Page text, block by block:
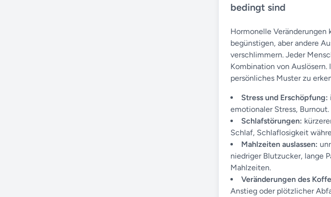
bedingt sind
Hormonelle Veränderungen
begünstigen, aber andere
verschlimmern. Jeder
Kombination von Auslösern.
persönliches Muster zu
Stress und Erschöpfung:
emotionaler Stress, Burnout.
Schlafstörungen:
Schlaf, Schlaflosigkeit
Mahlzeiten auslassen:
niedriger Blutzucker, lange
Mahlzeiten.
Veränderungen des
Anstieg oder plötzlicher